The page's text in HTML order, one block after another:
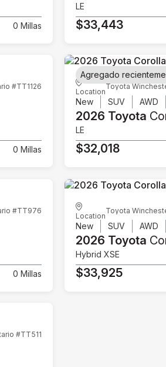
0 Millas
LE
$33,443
#TT1126
0 Millas
Location
Toyota
New SUV AWD
2026 Toyota
LE
$32,018
Agregado
#TT976
0 Millas
Location
Toyota
New SUV AWD
2026 Toyota
Hybrid XSE
$33,925
#TT511